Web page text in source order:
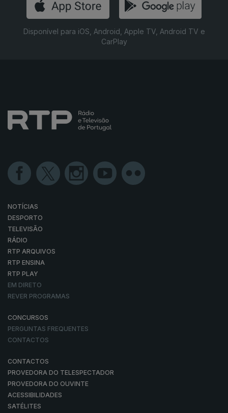
Disponível para iOS, Android, Apple TV, Android TV e
CarPlay
NOTÍCIAS
DESPORTO
TELEVISÃO
RÁDIO
RTP ARQUIVOS
RTP ENSINA
RTP PLAY
EM DIRETO
REVER PROGRAMAS
CONCURSOS
PERGUNTAS FREQUENTES
CONTACTOS
CONTACTOS
PROVEDORA DO TELESPECTADOR
PROVEDORA DO OUVINTE
ACESSIBILIDADES
SATÉLITES